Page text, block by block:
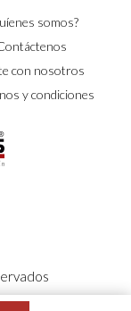
somos?
con nosotros
y condiciones
porNeoCiclo